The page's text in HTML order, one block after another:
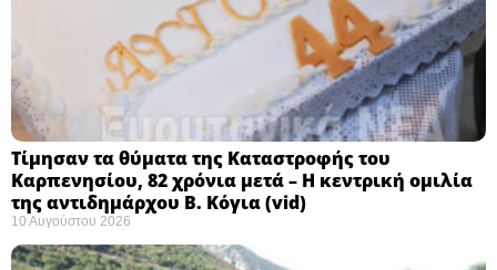
Τίμησαν τα θύματα της Καταστροφής του
Καρπενησίου, 82 χρόνια μετά – Η κεντρική ομιλία
της αντιδημάρχου Β. Κόγια (vid)
10 Αυγούστου 2026